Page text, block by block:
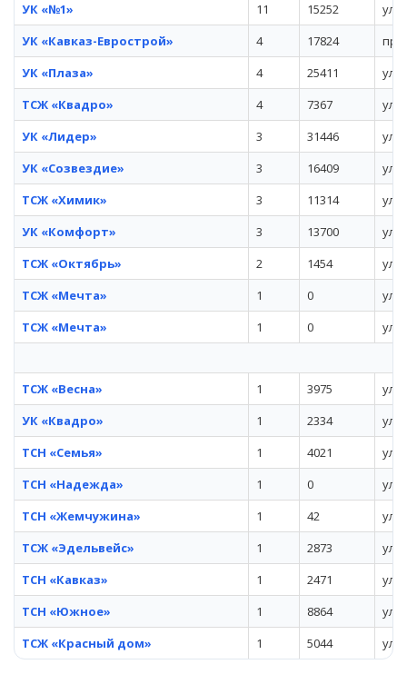
УК «№1»
11 15252
ул.
УК «Кавказ-Еврострой»
4 17824
пр-
УК «Плаза»
4 25411
ул.
ТСЖ «Квадро»
4 7367
ул.
УК «Лидер»
3 31446
ул.
УК «Созвездие»
3 16409
ул.
ТСЖ «Химик»
3 11314
ул.
УК «Комфорт»
3 13700
ул.
ТСЖ «Октябрь»
2 1454
ул.
ТСЖ «Мечта»
1 0
ул.
ТСЖ «Мечта»
1 0 ул.
ТСЖ «Весна» 1 3975
ул.
УК «Квадро»
1 2334
ул.
ТСН «Семья»
1 4021
ул.
ТСН «Надежда»
1 0
ул.
ТСН «Жемчужина»
1 42
ул.
ТСЖ «Эдельвейс»
1 2873
ул.
ТСН «Кавказ»
1 2471
ул.
ТСН «Южное»
1 8864
ул.
ТСЖ «Красный дом»
1 5044 ул.